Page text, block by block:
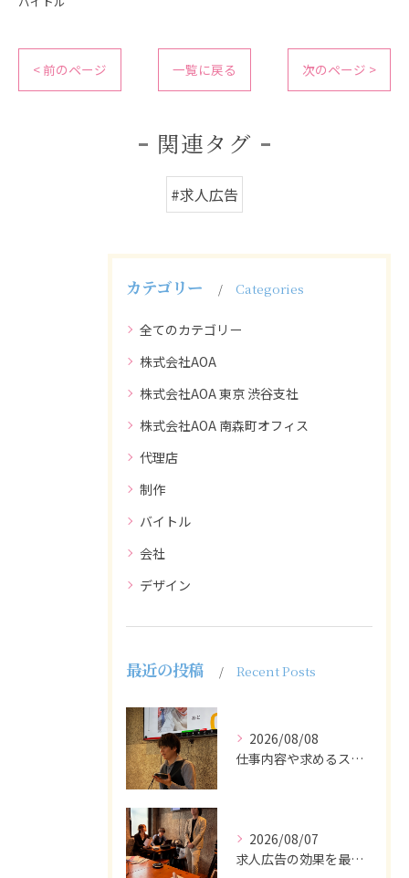
< 前のページ 一覧に戻る 次のページ >
関連タグ
#求人広告
カテゴリー Categories
全てのカテゴリー
株式会社AOA
株式会社AOA 東京 渋谷支社
株式会社AOA 南森町オフィス
代理店
制作
バイトル
会社
デザイン
最近の投稿 Recent Posts
2026/08/08
仕事内容や求めるスキルを明確にし、ターゲット層に響くメッセー...
2026/08/07
求人広告の効果を最大化するために最も重要なのは、掲載タイミン...